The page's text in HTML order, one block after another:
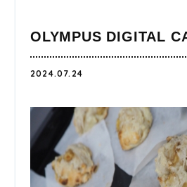
OLYMPUS DIGITAL
2024.07.24